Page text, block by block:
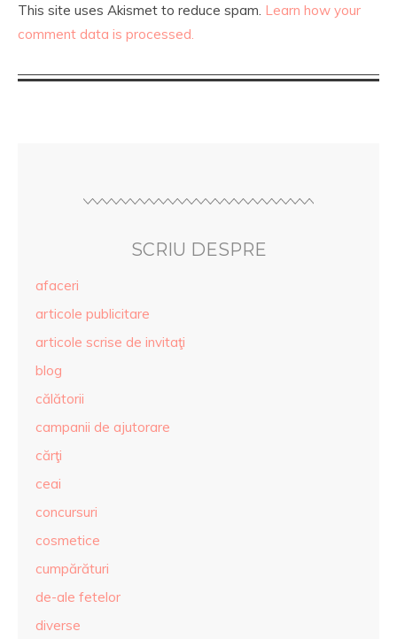
This site uses Akismet to reduce spam. Learn how your
comment data is processed.
SCRIU DESPRE
afaceri
articole publicitare
articole scrise de invitaţi
blog
călătorii
campanii de ajutorare
cărţi
ceai
concursuri
cosmetice
cumpărături
de-ale fetelor
diverse